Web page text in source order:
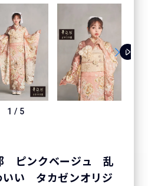
1 / 5
ピンクベージュ 乱
い タカゼンオリジ